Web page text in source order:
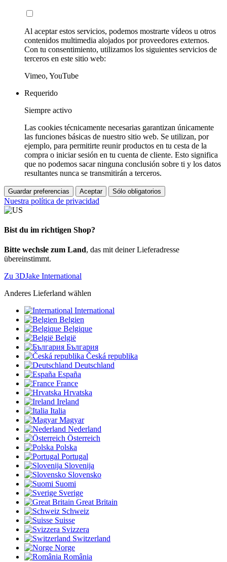
Al aceptar estos servicios, podemos mostrarte vídeos u otros
contenidos multimedia alojados por proveedores externos.
Con tu consentimiento, utilizamos los siguientes servicios de
terceros en este sitio web:
Vimeo, YouTube
Requerido
Siempre activo
Las cookies técnicamente necesarias garantizan únicamente
las funciones básicas de nuestro sitio web. Se utilizan, por
ejemplo, para permitirte reunir productos en tu cesta de la
compra o iniciar sesión en tu cuenta de cliente. Esto significa
que no podemos sacar ninguna conclusión sobre ti y los datos
resultantes nunca se transmitirán a terceros.
Guardar preferencias Aceptar Sólo obligatorios
Nuestra política de privacidad
Bist du im richtigen Shop?
Bitte wechsle zum Land, das mit deiner Lieferadresse
übereinstimmt.
Zu 3DJake International
Anderes Lieferland wählen
International
Belgien
Belgique
België
България
Česká republika
Deutschland
España
France
Hrvatska
Ireland
Italia
Magyar
Nederland
Österreich
Polska
Portugal
Slovenija
Slovensko
Suomi
Sverige
Great Britain
Schweiz
Suisse
Svizzera
Switzerland
Norge
România